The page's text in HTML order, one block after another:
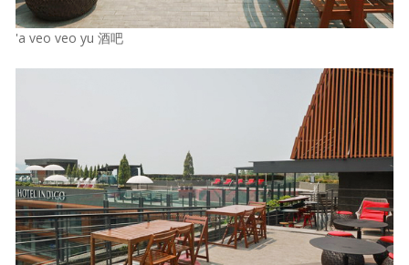
'a veo veo yu 酒吧